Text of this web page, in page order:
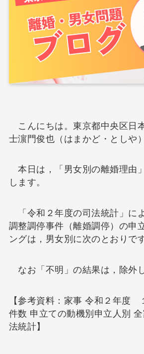
こんにちは。東京都中央区日
士濵門俊也（はまかど・としや
本日は，「男女別の離婚理由
します。
「令和２年度の司法統計」に
調整調停事件（離婚調停）の申
ングは，男女別に次のとおりです
なお「不明」の結果は，除外
【参考資料：家事 令和２年度
件数 申立ての動機別申立人別
法統計】